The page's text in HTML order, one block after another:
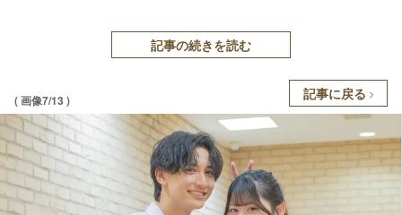
記事の続きを読む
( 画像7/13 ) 記事に戻る